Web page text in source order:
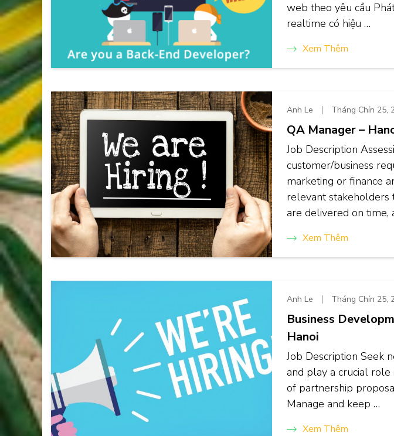
web theo yêu cầu
realtime có hiệu …
Xem Thêm
Anh Le Tháng Chín 25,
QA Manager –
Job Description
customer/business
marketing or finance
relevant stakeholders
are delivered on time,
Xem Thêm
Anh Le Tháng Chín 25,
Business
Hanoi
Job Description Seek
and play a crucial
of partnership
Manage and keep …
Xem Thêm